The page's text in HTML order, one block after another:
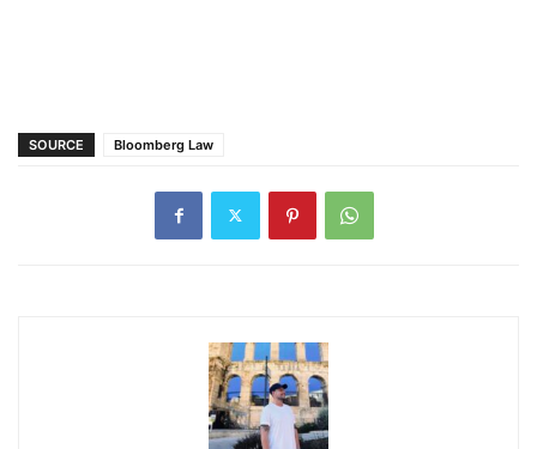
SOURCE Bloomberg Law